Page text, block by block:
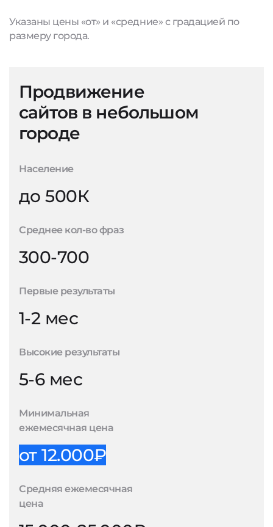
Указаны цены «от» и «средние» с градацией по
размеру города.
Продвижение
сайтов в небольшом
городе
Население
до 500К
Среднее кол-во фраз
300-700
Первые результаты
1-2 мес
Высокие результаты
5-6 мес
Минимальная
ежемесячная цена
от 12.000₽
Средняя ежемесячная
цена